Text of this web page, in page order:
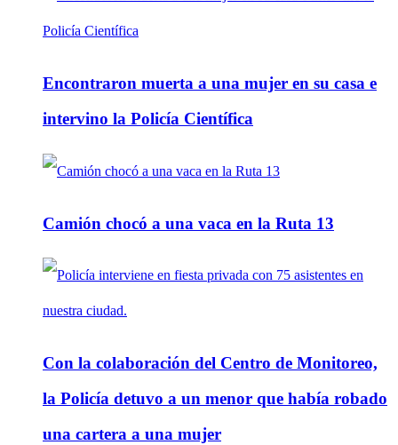
Encontraron muerta a una mujer en su casa e
intervino la Policía Científica
Camión chocó a una vaca en la Ruta 13
Con la colaboración del Centro de Monitoreo,
la Policía detuvo a un menor que había robado
una cartera a una mujer